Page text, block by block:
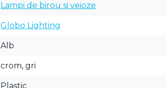
Lampi de birou si veioze
Globo Lighting
Alb
crom, gri
Plastic